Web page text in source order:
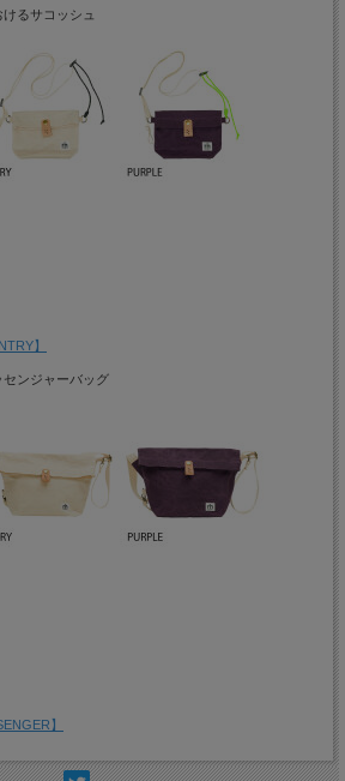
るサコッシュ
】
ンジャーバッグ
】